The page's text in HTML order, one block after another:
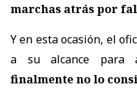
marchas atrás por
Y en esta ocasión, el
a su alcance para
finalmente no lo